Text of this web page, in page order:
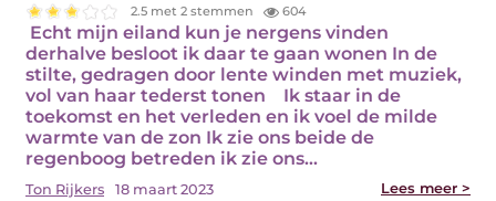
2.5 met 2 stemmen 604
Echt mijn eiland kun je nergens vinden
derhalve besloot ik daar te gaan wonen In de
stilte, gedragen door lente winden met muziek,
vol van haar tederst tonen Ik staar in de
toekomst en het verleden en ik voel de milde
warmte van de zon Ik zie ons beide de
regenboog betreden ik zie ons...
Ton Rijkers 18 maart 2023 Lees meer >